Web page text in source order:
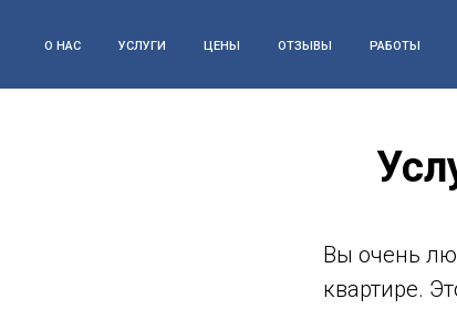
О НАС УСЛУГИ ЦЕНЫ ОТЗЫВЫ РАБОТЫ
Вы очень
квартире.